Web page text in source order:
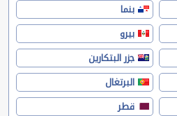
بنما
بيرو
جزر البتكارين
البرتغال
قطر